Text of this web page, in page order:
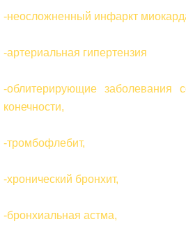
-неосложненный инфаркт
-артериальная гипертензия
-облитерирующие заболевания
-тромбофлебит,
-хронический бронхит,
-бронхиальная астма,